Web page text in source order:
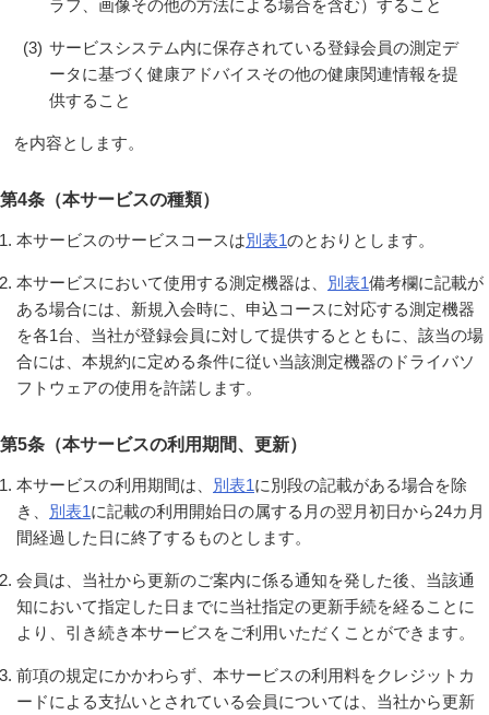
ラフ、画像その他の方法による場合を含む）すること
(3) サービスシステム内に保存されている登録会員の測定デ
ータに基づく健康アドバイスその他の健康関連情報を提
供すること
を内容とします。
第4条（本サービスの種類）
本サービスのサービスコースは別表1のとおりとします。
本サービスにおいて使用する測定機器は、 別表1備考欄に記載が
ある場合には、新規入会時に、申込コースに対応する測定機器
を各1台、当社が登録会員に対して提供するとともに、該当の場
合には、本規約に定める条件に従い当該測定機器のドライバソ
フトウェアの使用を許諾します。
第5条（本サービスの利用期間、更新）
本サービスの利用期間は、 別表1に別段の記載がある場合を除
き、 別表1に記載の利用開始日の属する月の翌月初日から24カ月
間経過した日に終了するものとします。
会員は、当社から更新のご案内に係る通知を発した後、当該通
知において指定した日までに当社指定の更新手続を経ることに
より、引き続き本サービスをご利用いただくことができます。
前項の規定にかかわらず、本サービスの利用料をクレジットカ
ードによる支払いとされている会員については、当社から更新